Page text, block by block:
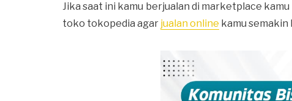
Jika saat ini kamu berjualan di marketplace
toko tokopedia agar jualan online kamu semakin